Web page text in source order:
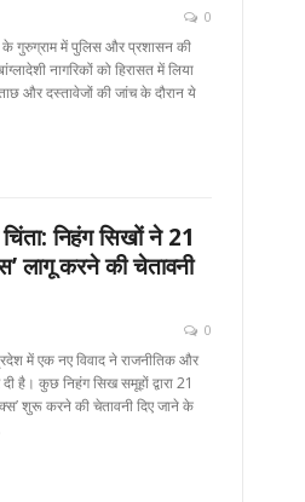
0
गुरुग्राम में पुलिस और प्रशासन की
नागरिकों को हिरासत में लिया
और दस्तावेजों की जांच के दौरान ये
निहंग सिखों ने 21
लागू करने की चेतावनी
0
में एक नए विवाद ने राजनीतिक और
है। कुछ निहंग सिख समूहों द्वारा 21
शुरू करने की चेतावनी दिए जाने के